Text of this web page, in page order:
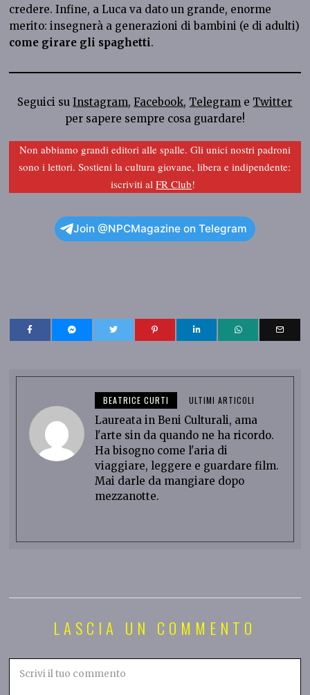
credere. Infine, a Luca va dato un grande, enorme
merito: insegnerà a generazioni di bambini (e di adulti)
come girare gli spaghetti.
Seguici suInstagram,Facebook, Telegram e Twitter
per sapere sempre cosa guardare!
Non abbiamo grandi editori alle spalle. Gli unici nostri padroni
sono i lettori. Sostieni la cultura giovane, libera e indipendente:
iscriviti alFR Club!
Join @NPCMagazine on Telegram
BEATRICE CURTI ULTIMI ARTICOLI
Laureata in Beni Culturali, ama
l'arte sin da quando ne ha ricordo.
Ha bisogno come l'aria di
viaggiare, leggere e guardare film.
Mai darle da mangiare dopo
mezzanotte.
LASCIA UN COMMENTO